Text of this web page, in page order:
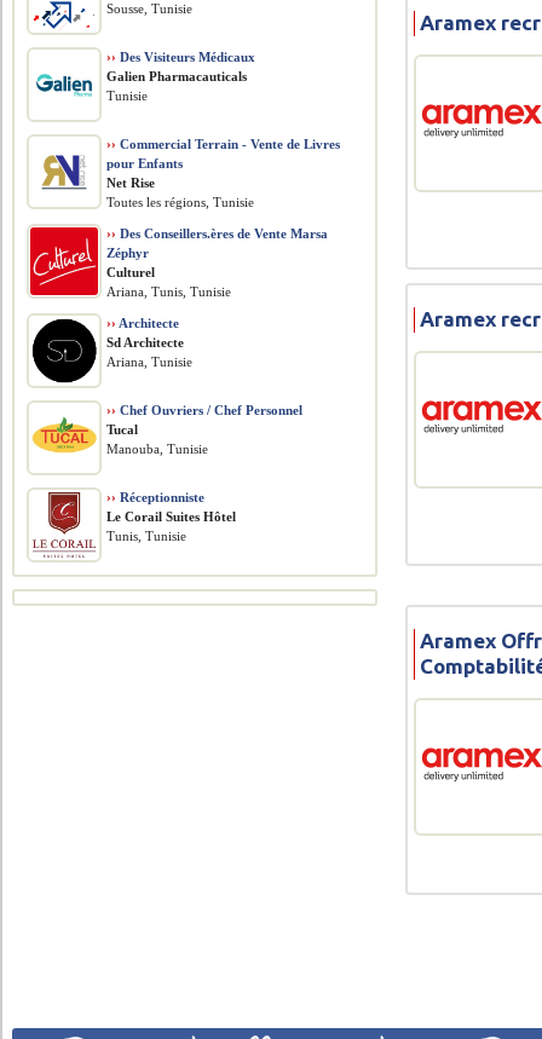
Aramex
Aramex
Aramex
Sousse, Tunisie
›› Des Visiteurs Médicaux
Galien Pharmacauticals
Tunisie
›› Commercial Terrain - Vente de Livres
pour Enfants
Net Rise
Toutes les régions, Tunisie
›› Des Conseillers.ères de Vente Marsa
Zéphyr
Culturel
Ariana, Tunis, Tunisie
›› Architecte
Sd Architecte
Ariana, Tunisie
›› Chef Ouvriers / Chef Personnel
Tucal
Manouba, Tunisie
›› Réceptionniste
Le Corail Suites Hôtel
Tunis, Tunisie